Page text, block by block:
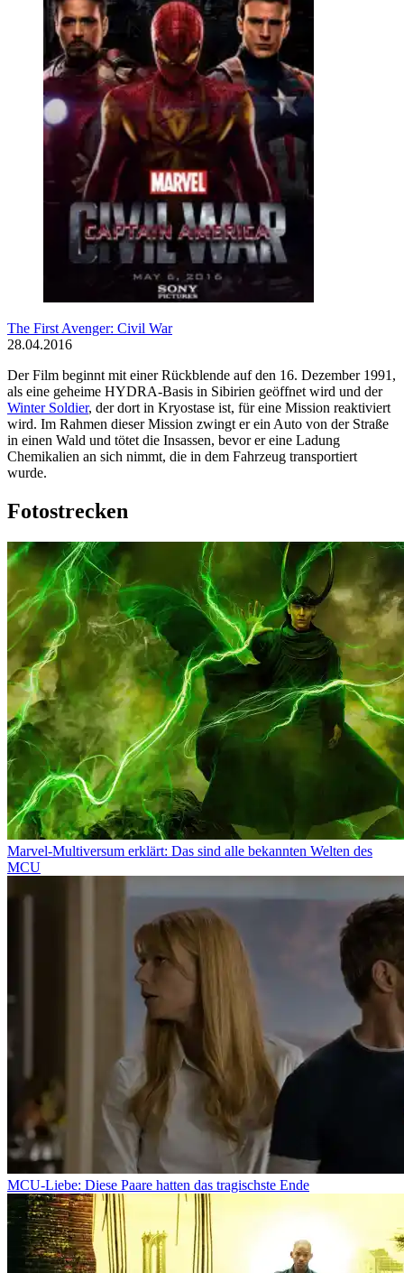
The First Avenger: Civil War
28.04.2016
Der Film beginnt mit einer Rückblende auf den 16. Dezember 1991,
als eine geheime HYDRA-Basis in Sibirien geöffnet wird und der
Winter Soldier, der dort in Kryostase ist, für eine Mission reaktiviert
wird. Im Rahmen dieser Mission zwingt er ein Auto von der Straße
in einen Wald und tötet die Insassen, bevor er eine Ladung
Chemikalien an sich nimmt, die in dem Fahrzeug transportiert
wurde.
Fotostrecken
Marvel-Multiversum erklärt: Das sind alle bekannten Welten des
MCU
MCU-Liebe: Diese Paare hatten das tragischste Ende